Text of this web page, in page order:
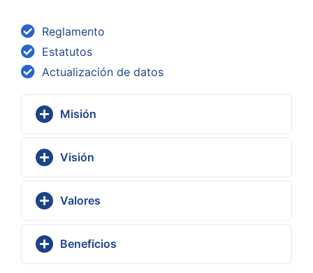
Reglamento
Estatutos
Actualización de datos
Misión
Visión
Valores
Beneficios